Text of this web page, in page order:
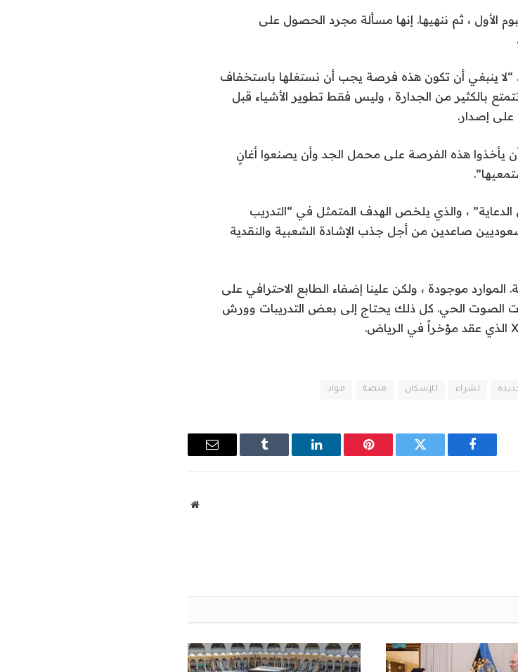
أغانٍ مكتوبة للألبوم الأول ، ثم ننهيها. إنها مسألة مجرد الحصول على
“لا ينبغي أن تكون هذه فرصة يجب أن نستغلها باستخفاف
بالكثير من الجدارة ، وليس فقط تطوير الأشياء قبل
إصدار.
يأخذوا هذه الفرصة على محمل الجد وأن يصنعوا أغانٍ
الدعاية” ، والذي يلخص الهدف المتمثل في “التدريب
صاعدين من أجل جذب الإشادة الشعبية والنقدية
الموارد موجودة ، ولكن علينا إضفاء الطابع الاحترافي على
الصوت الحي. كل ذلك يحتاج إلى بعض التدريبات وورش
لشراء للإسكان منصة مواد
فيسبوك تويتر بينتيريستلينكدإن Tumblr
البريد
موقع